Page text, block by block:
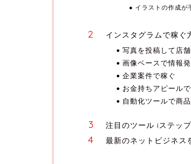
イラストの作成が
インスタグラムで稼ぐ
写真を投稿して店
画像ベースで情報
企業案件で稼ぐ
お金持ちアピール
自動化ツールで商
注目のツール iステップ
最新のネットビジネス